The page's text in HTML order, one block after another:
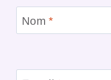
Nom*